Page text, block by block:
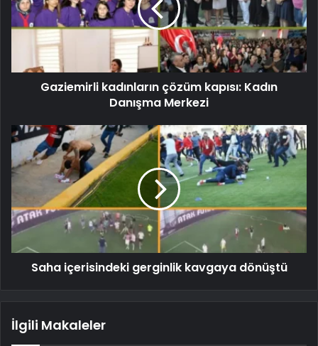
Gaziemirli kadınların çözüm kapısı: Kadın
Danışma Merkezi
Saha içerisindeki gerginlik kavgaya dönüştü
İlgili Makaleler